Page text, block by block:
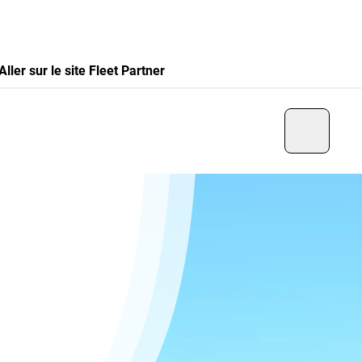
sur le site Fleet Partner